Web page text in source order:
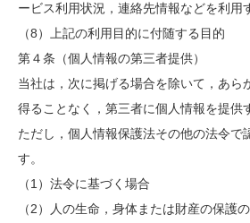
ービス利用状況，連絡先情報などを利用
（8）上記の利用目的に付随する目的
第４条（個人情報の第三者提供）
当社は，次に掲げる場合を除いて，あら
得ることなく，第三者に個人情報を提供
ただし，個人情報保護法その他の法令で
す。
（1）法令に基づく場合
（2）人の生命，身体または財産の保護